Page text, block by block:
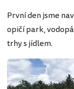
První den jsme
opičí park,
trhy s jídlem.